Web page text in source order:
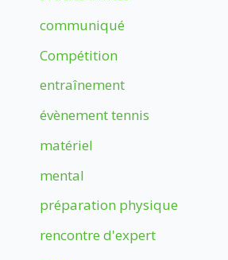
communiqué
Compétition
entraînement
évènement tennis
matériel
mental
préparation physique
rencontre d'expert